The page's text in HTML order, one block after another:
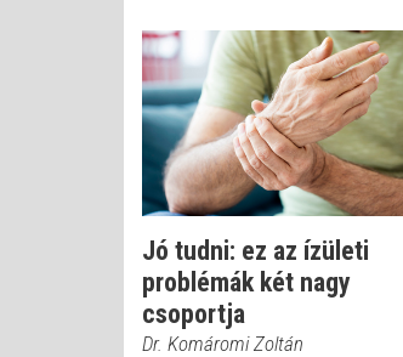
Jó tudni: ez az ízületi
problémák két nagy
csoportja
Dr. Komáromi Zoltán